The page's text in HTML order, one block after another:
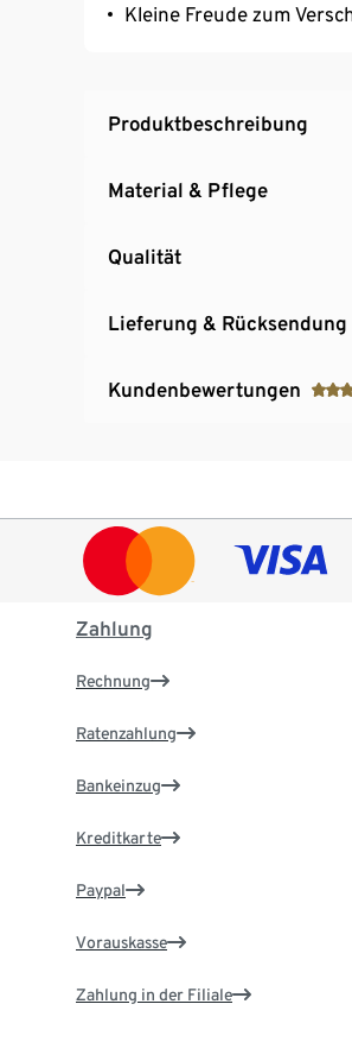
Kleine Freude zum
Produktbeschreibung
Material & Pflege
Qualität
Lieferung & Rücksendung
Kundenbewertungen
Zahlung
Rechnung
Ratenzahlung
Bankeinzug
Kreditkarte
Paypal
Vorauskasse
Zahlung in der Filiale